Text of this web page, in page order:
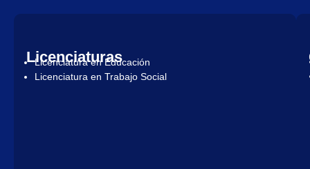
Licenciaturas
Licenciatura en Educación
Licenciatura en Trabajo Social